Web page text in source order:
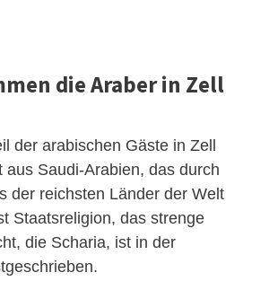
die Araber in Zell
der arabischen Gäste in Zell
aus Saudi-Arabien, das durch
der reichsten Länder der Welt
Staatsreligion, das strenge
die Scharia, ist in der